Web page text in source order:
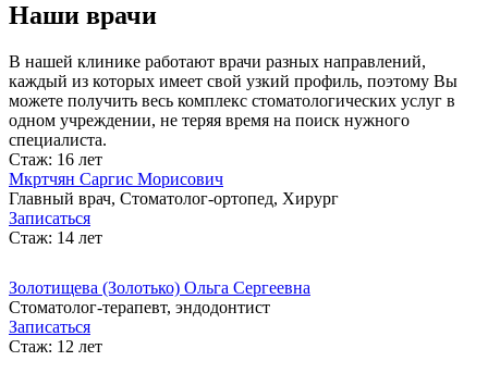
Наши врачи
В нашей клинике работают врачи разных направлений,
каждый из которых имеет свой узкий профиль, поэтому Вы
можете получить весь комплекс стоматологических услуг в
одном учреждении, не теряя время на поиск нужного
специалиста.
Стаж: 16 лет
Мкртчян Саргис Морисович
Главный врач, Стоматолог-ортопед, Хирург
Записаться
Стаж: 14 лет
Золотищева (Золотько) Ольга Сергеевна
Стоматолог-терапевт, эндодонтист
Записаться
Стаж: 12 лет